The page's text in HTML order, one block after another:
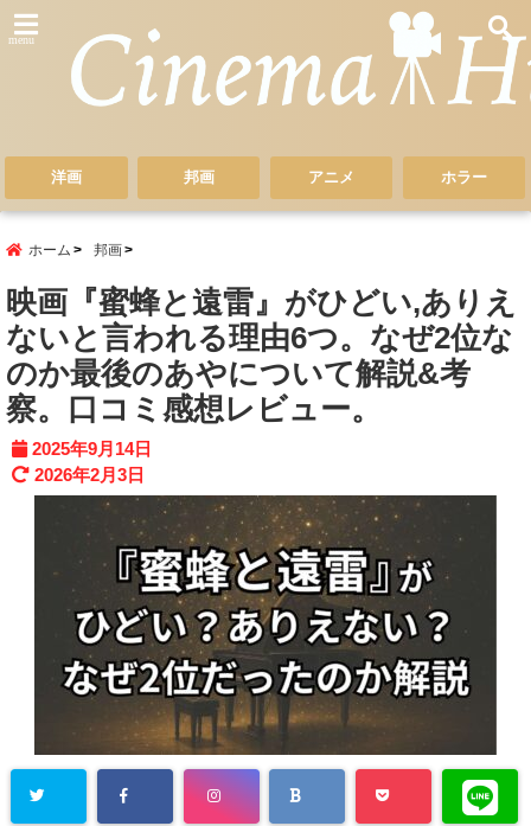
menu
洋画 邦画 アニメ ホラー
ホーム 邦画
映画『蜜蜂と遠雷』がひどい,ありえ
ないと言われる理由6つ。なぜ2位な
のか最後のあやについて解説&考
察。口コミ感想レビュー。
2025年9月14日
2026年2月3日